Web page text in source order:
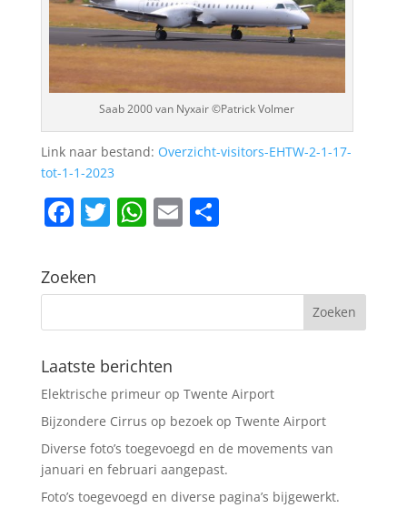
Saab 2000 van Nyxair ©Patrick Volmer
Link naar bestand: Overzicht-visitors-EHTW-2-1-17-
tot-1-1-2023
F
c
e
b
o
o
k
T
er
W
s
A
p
p
E
l
D
n
Zoeken
Laatste berichten
Elektrische primeur op Twente Airport
Bijzondere Cirrus op bezoek op Twente Airport
Diverse foto’s toegevoegd en de movements van
januari en februari aangepast.
Foto’s toegevoegd en diverse pagina’s bijgewerkt.